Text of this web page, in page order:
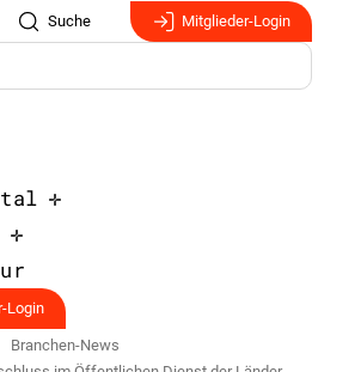
Suche Mitglieder-Login
Login
Branchen-News